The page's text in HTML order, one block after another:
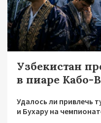
Узбекистан
в пиаре Кабо-
Удалось ли привлечь
и Бухару на